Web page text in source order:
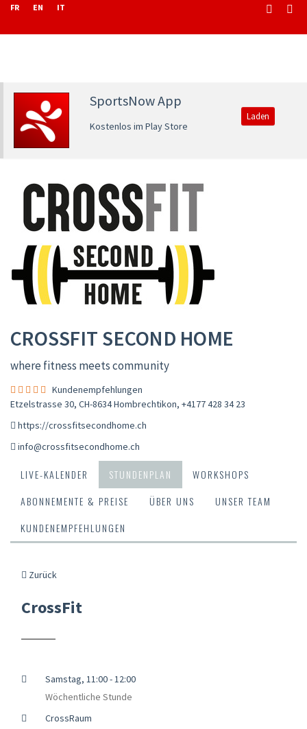
FR EN IT
SportsNow App
Kostenlos im Play Store
Laden
CROSSFIT SECOND HOME
where fitness meets community
Kundenempfehlungen
Etzelstrasse 30, CH-8634 Hombrechtikon, +4177 428 34 23
https://crossfitsecondhome.ch
info@crossfitsecondhome.ch
LIVE-KALENDER STUNDENPLAN
WORKSHOPS
ABONNEMENTE & PREISE
ÜBER UNS
UNSER TEAM
KUNDENEMPFEHLUNGEN
Zurück
CrossFit
Samstag, 11:00 - 12:00
Wöchentliche Stunde
CrossRaum